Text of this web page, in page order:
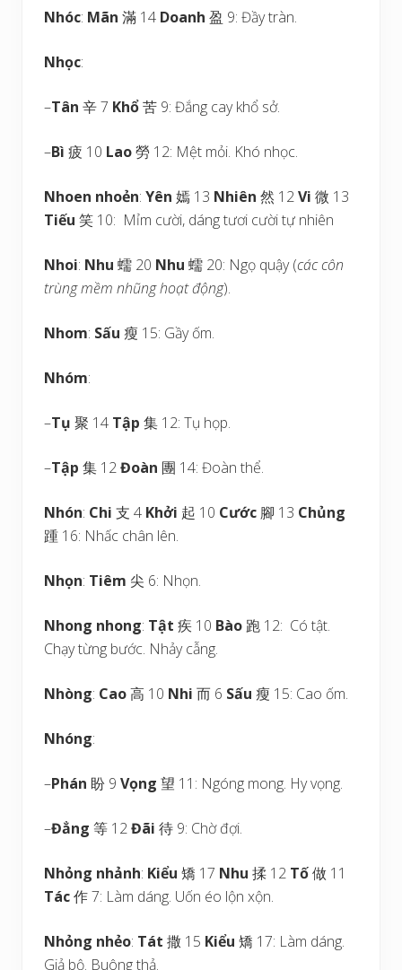
Nhóc: Mãn 滿 14 Doanh 盈 9: Đầy tràn.
Nhọc:
–Tân 辛 7 Khổ苦 9: Đắng cay khổ sở.
–Bì 疲 10 Lao勞 12: Mệt mỏi. Khó nhọc.
Nhoen nhoẻn: Yên 嫣 13 Nhiên 然 12Vi 微 13
Tiếu 笑 10: Mỉm cười, dáng tươi cười tự nhiên
Nhoi: Nhu 蠕 20 Nhu 蠕 20: Ngọ quậy (các côn
trùng mềm nhũng hoạt động).
Nhom: Sấu 瘦 15: Gầy ốm.
Nhóm:
–Tụ 聚 14 Tập 集 12: Tụ họp.
–Tập 集 12Đoàn 團 14: Đoàn thể.
Nhón: Chi 支 4 Khởi 起 10 Cước 腳 13 Chủng
踵 16: Nhấc chân lên.
Nhọn: Tiêm 尖 6: Nhọn.
Nhong nhong: Tật 疾 10 Bào 跑 12: Có tật.
Chạy từng bước. Nhảy cẫng.
Nhòng: Cao高 10 Nhi 而 6 Sấu 瘦 15: Cao ốm.
Nhóng:
–Phán 盼 9 Vọng 望 11: Ngóng mong. Hy vọng.
–Đẳng 等 12Đãi 待 9: Chờ đợi.
Nhỏng nhảnh: Kiểu 矯 17 Nhu 揉 12 Tố做 11
Tác作 7: Làm dáng. Uốn éo lộn xộn.
Nhỏng nhẻo: Tát 撒 15 Kiểu 矯 17: Làm dáng.
Giả bộ. Buông thả.